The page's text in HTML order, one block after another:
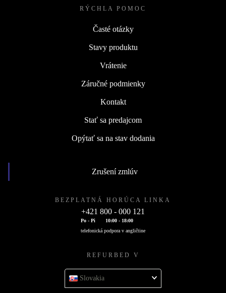
RÝCHLA POMOC
Časté otázky
Stavy produktu
Vrátenie
Záručné podmienky
Kontakt
Stať sa predajcom
Opýtať sa na stav dodania
Zrušení zmlúv
BEZPLATNÁ HORÚCA LINKA
+421 800 - 000 121
Po - Pi
10:00 - 18:00
telefonická podpora v angličtine
REFURBED V
Slovakia